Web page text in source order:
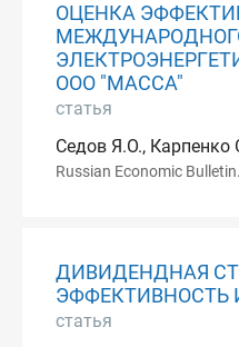
ОЦЕНКА
ООО "МАССА"
статья
Седов Я.О., Карпенко
Russian Economic
ДИВИДЕНДНАЯ
ЭФФЕКТИВНОСТЬ
статья